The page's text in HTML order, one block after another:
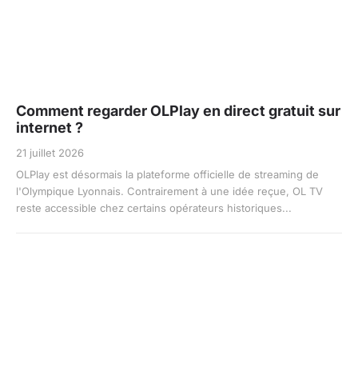
Comment regarder OLPlay en direct gratuit sur
internet ?
21 juillet 2026
OLPlay est désormais la plateforme officielle de streaming de
l'Olympique Lyonnais. Contrairement à une idée reçue, OL TV
reste accessible chez certains opérateurs historiques...